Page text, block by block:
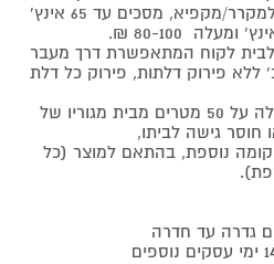
50 ₪ למוצר לבן, 60-80 ₪ למקרר/מקפיא, מסכים עד 65 אינץ'
לקוח המתאפשרת דרך מעבר
פירוק דלתות, פירוק כל דלת
באם קיים מרחק הליכה העולה על 50 מטרים מבית מגוריו של
גישה לביתו,
נוספת, בהתאם למוצר (כל
גדרה עד חדרה